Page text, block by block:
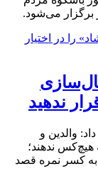
برگزار می‌شود.
ندهید
والدین و
هیچ‌کس ندهند؛
به کسر نمره قصد